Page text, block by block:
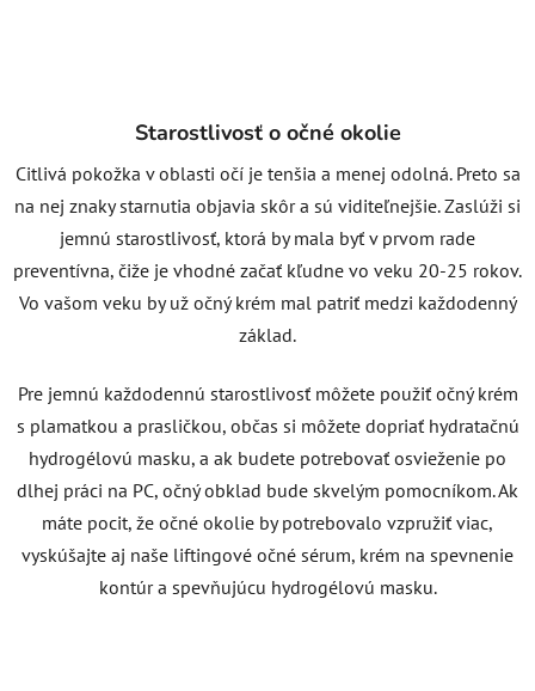
Starostlivosť o očné okolie
Citlivá pokožka v oblasti očí je tenšia a menej odolná. Preto sa
na nej znaky starnutia objavia skôr a sú viditeľnejšie. Zaslúži si
jemnú starostlivosť, ktorá by mala byť v prvom rade
preventívna, čiže je vhodné začať kľudne vo veku 20-25 rokov.
Vo vašom veku by už očný krém mal patriť medzi každodenný
základ.
Pre jemnú každodennú starostlivosť môžete použiť očný krém
s plamatkou a prasličkou, občas si môžete dopriať hydratačnú
hydrogélovú masku, a ak budete potrebovať osvieženie po
dlhej práci na PC, očný obklad bude skvelým pomocníkom. Ak
máte pocit, že očné okolie by potrebovalo vzpružiť viac,
vyskúšajte aj naše liftingové očné sérum, krém na spevnenie
kontúr a spevňujúcu hydrogélovú masku.